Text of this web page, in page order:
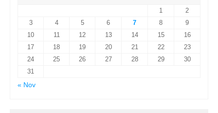
1
2
3
4 5 6 7 8
9
10
11 12 13 14 15
16
17
18 19 20 21 22
23
24
25 26 27 28 29
30
31
« Nov